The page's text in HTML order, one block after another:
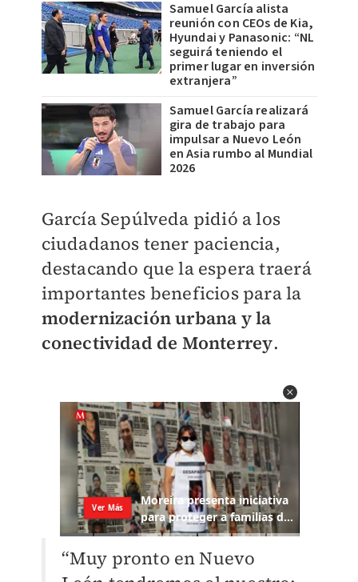
Samuel García alista
reunión con CEOs de Kia,
Hyundai y Panasonic: “NL
seguirá teniendo el
primer lugar en inversión
extranjera”
Samuel García realizará
gira de trabajo para
impulsar a Nuevo León
en Asia rumbo al Mundial
2026
García Sepúlveda pidió a los
ciudadanos tener paciencia,
destacando que la espera traerá
importantes beneficios para la
modernización urbana y la
conectividad de Monterrey.
“Muy pronto en Nuevo